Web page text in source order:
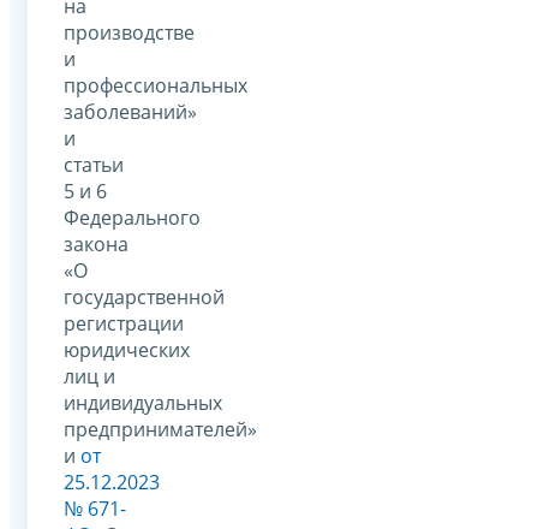
на
производстве
и
профессиональных
заболеваний»
и
статьи
5 и 6
Федерального
закона
«О
государственной
регистрации
юридических
лиц и
индивидуальных
предпринимателей»
и от
25.12.2023
№ 671-